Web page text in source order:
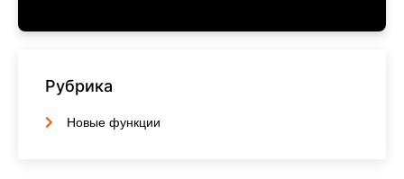
Рубрика
Новые функции